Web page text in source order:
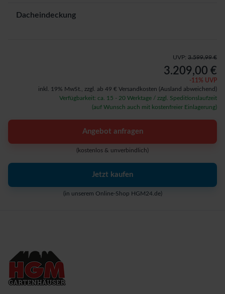
Dacheindeckung
UVP: 3.599,99 €
3.209,00 €
-11 % UVP
inkl. 19% MwSt., zzgl. ab 49 € Versandkosten (Ausland abweichend)
Verfügbarkeit: ca. 15 - 20 Werktage / zzgl. Speditionslaufzeit
(auf Wunsch auch mit kostenfreier Einlagerung)
Angebot anfragen
(kostenlos & unverbindlich)
Jetzt kaufen
(in unserem Online-Shop HGM24.de)